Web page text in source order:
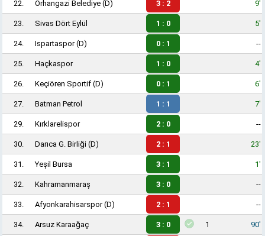
22. Orhangazi Belediye (D) 3 : 2 9'
23. Sivas Dört Eylül 1 : 0 5'
24. Ispartaspor(D) 0 : 1 --
25. Haçkaspor 1 : 0 4'
26. Keçiören Sportif (D) 0 : 1 6'
27. Batman Petrol 1 : 1 7'
29. Kırklarelispor 2 : 0 --
30. Darıca G. Birliği (D) 2 : 1 23'
31. Yeşil Bursa 3 : 1 1'
32. Kahramanmaraş 3 : 0 --
33. Afyonkarahisarspor(D) 2 : 1 --
34. Arsuz Karaağaç 3 : 0 1 90'